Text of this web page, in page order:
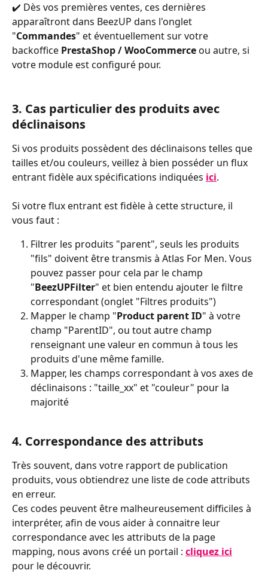
✔️ Dès vos premières ventes, ces dernières
apparaîtront dans BeezUP dans l'onglet
"Commandes" et éventuellement sur votre
backoffice PrestaShop / WooCommerce ou autre, si
votre module est configuré pour.
3. Cas particulier des produits avec
déclinaisons
Si vos produits possèdent des déclinaisons telles que
tailles et/ou couleurs, veillez à bien posséder un flux
entrant fidèle aux spécifications indiquées ici.
Si votre flux entrant est fidèle à cette structure, il
vous faut :
Filtrer les produits "parent", seuls les produits
"fils" doivent être transmis à Atlas For Men. Vous
pouvez passer pour cela par le champ
"BeezUPFilter" et bien entendu ajouter le filtre
correspondant (onglet "Filtres produits")
Mapper le champ "Product parent ID" à votre
champ "ParentID", ou tout autre champ
renseignant une valeur en commun à tous les
produits d'une même famille.
Mapper, les champs correspondant à vos axes de
déclinaisons : "taille_xx" et "couleur" pour la
majorité
4. Correspondance des attributs
Très souvent, dans votre rapport de publication
produits, vous obtiendrez une liste de code attributs
en erreur.
Ces codes peuvent être malheureusement difficiles à
interpréter, afin de vous aider à connaitre leur
correspondance avec les attributs de la page
mapping, nous avons créé un portail : cliquez ici
pour le découvrir.